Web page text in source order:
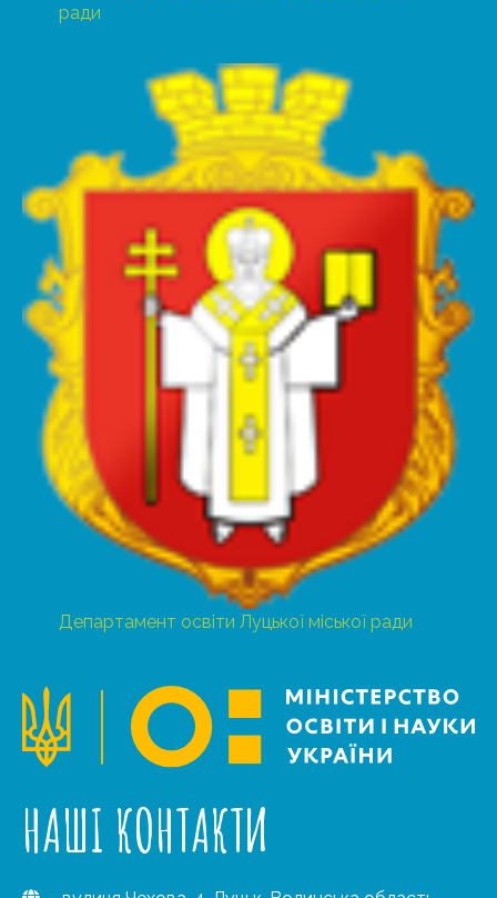
ради
Департамент освіти Луцької міської ради
НАШІ КОНТАКТИ